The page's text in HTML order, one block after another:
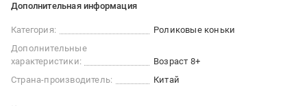
Дополнительная информация
Категория:
Роликовые коньки
Дополнительные
характеристики:
Возраст 8+
Страна-производитель:
Китай